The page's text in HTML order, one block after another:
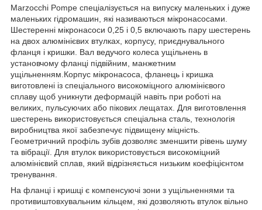
Marzocchi Pompe спеціалізується на випуску маленьких і дуже
маленьких гідромашин, які називаються мікронасосами.
Шестеренні мікронасоси 0,25 і 0,5 включають пару шестерень
на двох алюмінієвих втулках, корпусу, приєднувального
фланця і кришки. Вал ведучого колеса ущільнень в
установчому фланці підвійним, манжетним
ущільненням.Корпус мікронасоса, фланець і кришка
виготовлені із спеціального високоміцного алюмінієвого
сплаву щоб уникнути деформацій навіть при роботі на
великих, пульсуючих або пікових лещатах. Для виготовлення
шестерень використовується спеціальна сталь, технологія
виробництва якої забезпечує підвищену міцність.
Геометричний профіль зубів дозволяє зменшити рівень шуму
та вібрації. Для втулок використовується високоміцний
алюмінієвий сплав, який відрізняється низьким коефіцієнтом
тренування.
На фланці і кришці є компенсуючі зони з ущільненнями та
противиштовхувальним кільцем, які дозволяють втулок вільно